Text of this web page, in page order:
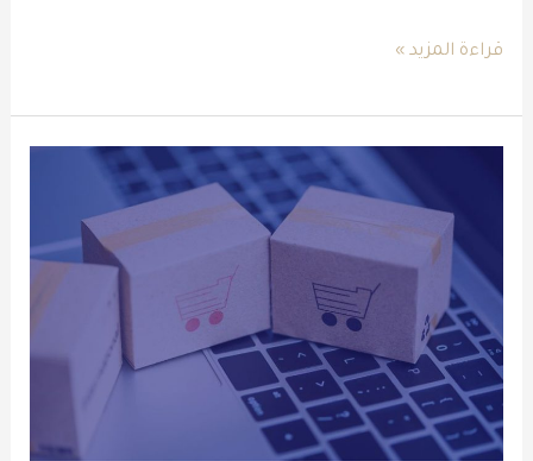
قراءة المزيد »
التجارة
الإلكترونية
في
الرياض..
والمدينة
المنورة